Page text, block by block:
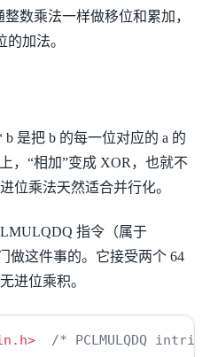
数乘法一样做移位和累加，
加法。
是把 b 的每一位对应的 a 的
，“相加”变成 XOR，也就不
位乘法天然适合并行化。
指令（属于
做这件事的。它接受两个 64
进位乘积。
/* PCLMULQDQ